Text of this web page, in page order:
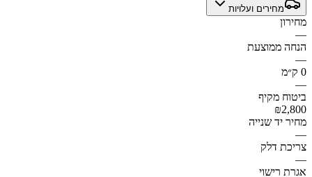
מחירים ועלויות
מחירון
—
הנחה ממוצעת
—
0 ק״מ
—
ביטוח מקיף
₪2,800
מחיר יד שנייה
—
צריכת דלק
—
אגרת רישוי